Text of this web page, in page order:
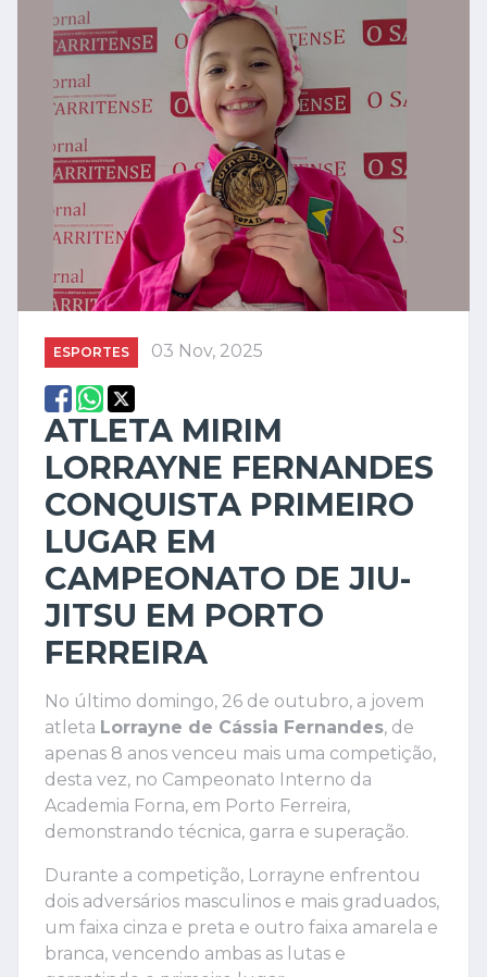
ESPORTES 03 Nov, 2025
ATLETA MIRIM
LORRAYNE FERNANDES
CONQUISTA PRIMEIRO
LUGAR EM
CAMPEONATO DE JIU-
JITSU EM PORTO
FERREIRA
No último domingo, 26 de outubro, a jovem
atleta Lorrayne de Cássia Fernandes, de
apenas 8 anos venceu mais uma competição,
desta vez, no Campeonato Interno da
Academia Forna, em Porto Ferreira,
demonstrando técnica, garra e superação.
Durante a competição, Lorrayne enfrentou
dois adversários masculinos e mais graduados,
um faixa cinza e preta e outro faixa amarela e
branca, vencendo ambas as lutas e